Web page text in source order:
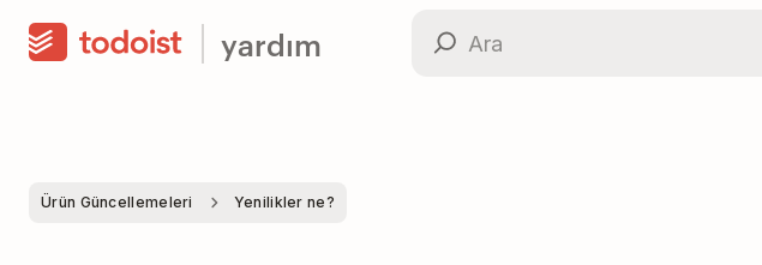
yardım
Ürün Güncellemeleri Yenilikler ne?